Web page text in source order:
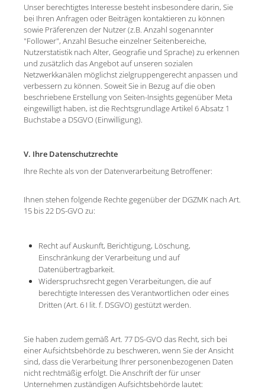
Unser berechtigtes Interesse besteht insbesondere darin, Sie
bei Ihren Anfragen oder Beiträgen kontaktieren zu können
sowie Präferenzen der Nutzer (z.B. Anzahl sogenannter
"Follower", Anzahl Besuche einzelner Seitenbereiche,
Nutzerstatistik nach Alter, Geografie und Sprache) zu erkennen
und zusätzlich das Angebot auf unseren sozialen
Netzwerkkanälen möglichst zielgruppengerecht anpassen und
verbessern zu können. Soweit Sie in Bezug auf die oben
beschriebene Erstellung von Seiten-Insights gegenüber Meta
eingewilligt haben, ist die Rechtsgrundlage Artikel 6 Absatz 1
Buchstabe a DSGVO (Einwilligung).
V. Ihre Datenschutzrechte
Ihre Rechte als von der Datenverarbeitung Betroffener:
Ihnen stehen folgende Rechte gegenüber der DGZMK nach Art.
15 bis 22 DS-GVO zu:
Recht auf Auskunft, Berichtigung, Löschung,
Einschränkung der Verarbeitung und auf
Datenübertragbarkeit.
Widerspruchsrecht gegen Verarbeitungen, die auf
berechtigte Interessen des Verantwortlichen oder eines
Dritten (Art. 6 I lit. f. DSGVO) gestützt werden.
Sie haben zudem gemäß Art. 77 DS-GVO das Recht, sich bei
einer Aufsichtsbehörde zu beschweren, wenn Sie der Ansicht
sind, dass die Verarbeitung Ihrer personenbezogenen Daten
nicht rechtmäßig erfolgt. Die Anschrift der für unser
Unternehmen zuständigen Aufsichtsbehörde lautet: